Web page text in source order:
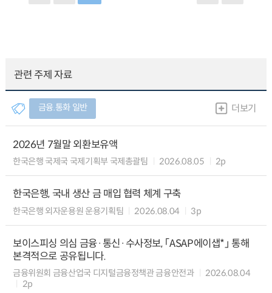
관련 주제 자료
금융.통화 일반 더보기
2026년 7월말 외환보유액
한국은행 국제국 국제기획부 국제총괄팀 2026.08.05 2p
한국은행, 국내 생산 금 매입 협력 체계 구축
한국은행 외자운용원 운용기획팀 2026.08.04 3p
보이스피싱 의심 금융·통신·수사정보, 「ASAP에이샙*」 통해
본격적으로 공유됩니다.
금융위원회 금융산업국 디지털금융정책관 금융안전과
2026.08.04
2p